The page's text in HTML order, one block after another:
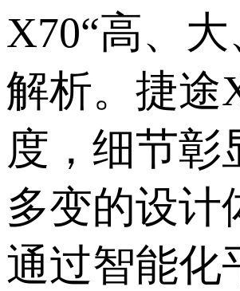
X70“高、
解析。捷途
度，细节彰
多变的设计
通过智能化